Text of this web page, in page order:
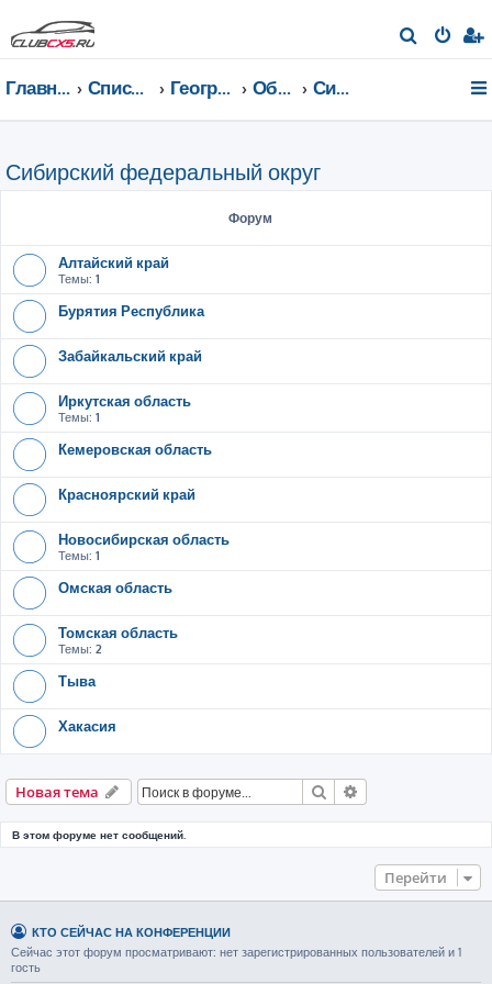
о
Главная страница Список форумов География Клуба CX-5 CLUB Общение по регионам Сибирский федеральный округ
Сибирский федеральный округ
Форум
Алтайский край
Темы: 1
Бурятия Республика
Забайкальский край
Иркутская область
Темы: 1
Кемеровская область
Красноярский край
Новосибирская область
Темы: 1
Омская область
Томская область
Темы: 2
Тыва
Хакасия
Новая тема Поиск
В этом форуме нет сообщений.
Перейти
КТО СЕЙЧАС НА КОНФЕРЕНЦИИ
Сейчас этот форум просматривают: нет зарегистрированных пользователей и 1
гость